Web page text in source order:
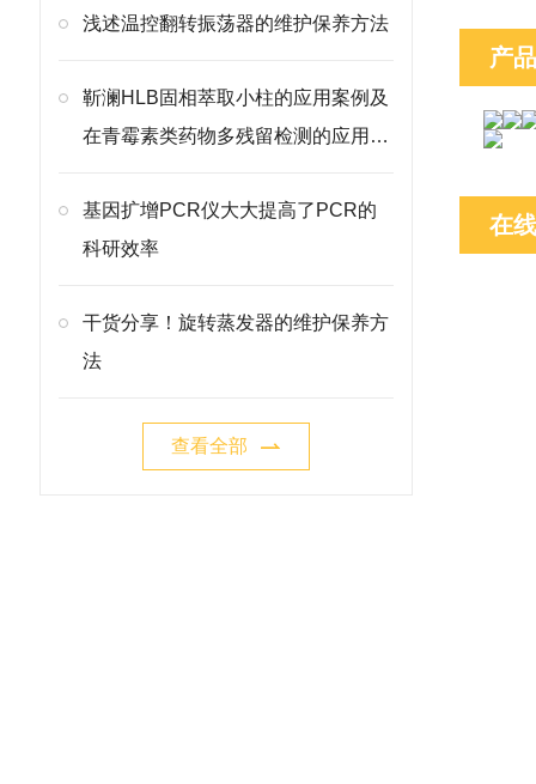
浅述温控翻转振荡器的维护保养方法
靳澜HLB固相萃取小柱的应用案例及
在青霉素类药物多残留检测的应用方
基因扩增PCR仪大大提高了PCR的
科研效率
干货分享！旋转蒸发器的维护保养方
法
查看全部
产
在